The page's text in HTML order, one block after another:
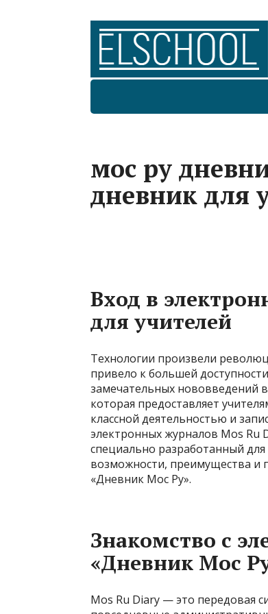
мос ру
дневник для
Вход в
для учителей
Технологии произвели
привело к большей
замечательных нововведений в
которая предоставляет
классной деятельностью и
электронных журналов Mos Ru
специально разработанный
возможности, преимущества и
«Дневник Мос Ру».
Знакомство с
«Дневник Мос
Mos Ru Diary — это передовая